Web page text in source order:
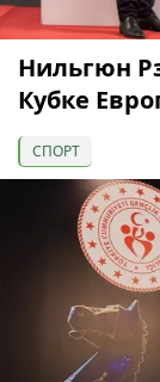
Нильгюн
Кубке
СПОРТ